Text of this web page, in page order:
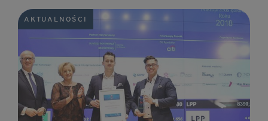
AKTUALNOŚCI